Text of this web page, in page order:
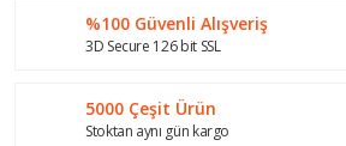
Ürün bilgilerinde hatalar bulunuyor.
Bu ürüne benzer farklı alternatifler olmalı.
%100 Güvenli Alışveriş
3D Secure 126 bit SSL
5000 Çeşit Ürün
Stoktan aynı gün kargo